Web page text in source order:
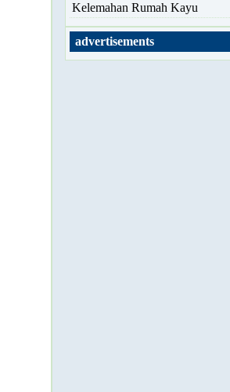
Kelemahan Rumah Kayu
advertisements